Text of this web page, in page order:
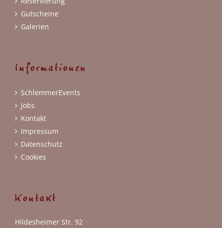
Gutscheine
Galerien
Informationen
SchlemmerEvents
Jobs
Kontakt
Impressum
Datenschutz
Cookies
Kontakt
Hildesheimer Str. 92